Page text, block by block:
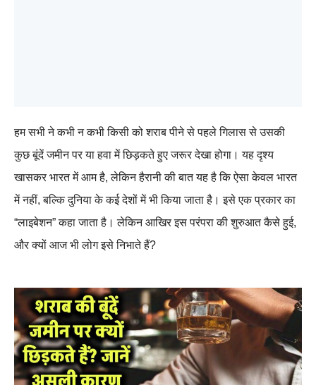
हम सभी ने कभी न कभी किसी को शराब पीने से पहले गिलास से उसकी
कुछ बूंदें जमीन पर या हवा में छिड़कते हुए जरूर देखा होगा। यह दृश्य
खासकर भारत में आम है, लेकिन हैरानी की बात यह है कि ऐसा केवल भारत
में नहीं, बल्कि दुनिया के कई देशों में भी किया जाता है। इसे एक प्रकार का
“लाइबेशन” कहा जाता है। लेकिन आखिर इस परंपरा की शुरुआत कैसे हुई,
और क्यों आज भी लोग इसे निभाते हैं?